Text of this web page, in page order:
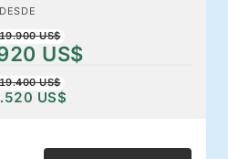
US$
US$
US$
US$